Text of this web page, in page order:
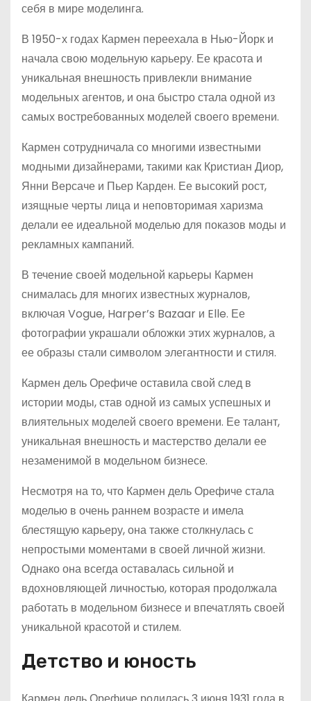
себя в мире моделинга.
В 1950-х годах Кармен переехала в Нью-Йорк и
начала свою модельную карьеру. Ее красота и
уникальная внешность привлекли внимание
модельных агентов, и она быстро стала одной из
самых востребованных моделей своего времени.
Кармен сотрудничала со многими известными
модными дизайнерами, такими как Кристиан Диор,
Янни Версаче и Пьер Карден. Ее высокий рост,
изящные черты лица и неповторимая харизма
делали ее идеальной моделью для показов моды и
рекламных кампаний.
В течение своей модельной карьеры Кармен
снималась для многих известных журналов,
включая Vogue, Harper’s Bazaar и Elle. Ее
фотографии украшали обложки этих журналов, а
ее образы стали символом элегантности и стиля.
Кармен дель Орефиче оставила свой след в
истории моды, став одной из самых успешных и
влиятельных моделей своего времени. Ее талант,
уникальная внешность и мастерство делали ее
незаменимой в модельном бизнесе.
Несмотря на то, что Кармен дель Орефиче стала
моделью в очень раннем возрасте и имела
блестящую карьеру, она также столкнулась с
непростыми моментами в своей личной жизни.
Однако она всегда оставалась сильной и
вдохновляющей личностью, которая продолжала
работать в модельном бизнесе и впечатлять своей
уникальной красотой и стилем.
Детство и юность